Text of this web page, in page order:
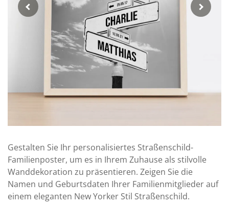
Gestalten Sie Ihr personalisiertes Straßenschild-
Familienposter, um es in Ihrem Zuhause als stilvolle
Wanddekoration zu präsentieren. Zeigen Sie die
Namen und Geburtsdaten Ihrer Familienmitglieder auf
einem eleganten New Yorker Stil Straßenschild.